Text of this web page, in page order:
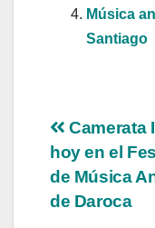
Música
Santiago
de
entradas
Camerata
hoy en el
de Música
de Daroca